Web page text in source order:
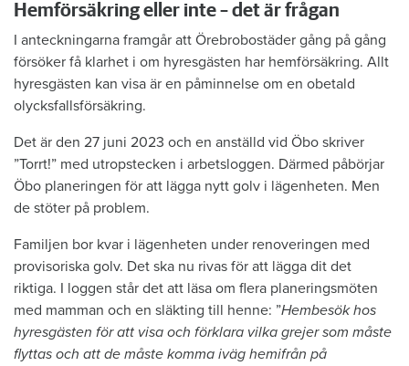
Hemförsäkring eller inte – det är frågan
I anteckningarna framgår att Örebrobostäder gång på gång
försöker få klarhet i om hyresgästen har hemförsäkring. Allt
hyresgästen kan visa är en påminnelse om en obetald
olycksfallsförsäkring.
Det är den 27 juni 2023 och en anställd vid Öbo skriver
”Torrt!” med utropstecken i arbetsloggen. Därmed påbörjar
Öbo planeringen för att lägga nytt golv i lägenheten. Men
de stöter på problem.
Familjen bor kvar i lägenheten under renoveringen med
provisoriska golv. Det ska nu rivas för att lägga dit det
riktiga. I loggen står det att läsa om flera planeringsmöten
med mamman och en släkting till henne: ”Hembesök hos
hyresgästen för att visa och förklara vilka grejer som måste
flyttas och att de måste komma iväg hemifrån på